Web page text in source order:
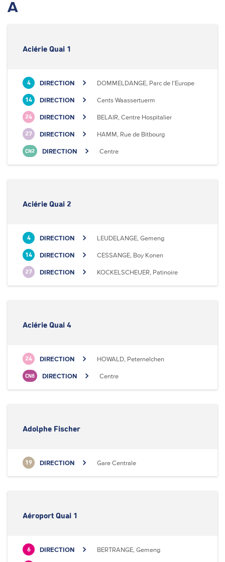
A
Aciérie Quai 1
4 DIRECTION DOMMELDANGE, Parc de l'Europe
14 DIRECTION Cents Waassertuerm
24 DIRECTION BELAIR, Centre Hospitalier
27 DIRECTION HAMM, Rue de Bitbourg
CN2 DIRECTION Centre
Aciérie Quai 2
4 DIRECTION LEUDELANGE, Gemeng
14 DIRECTION CESSANGE, Boy Konen
27 DIRECTION KOCKELSCHEUER, Patinoire
Aciérie Quai 4
24 DIRECTION HOWALD, Peternelchen
CN8 DIRECTION Centre
Adolphe Fischer
19 DIRECTION Gare Centrale
Aéroport Quai 1
6 DIRECTION BERTRANGE, Gemeng